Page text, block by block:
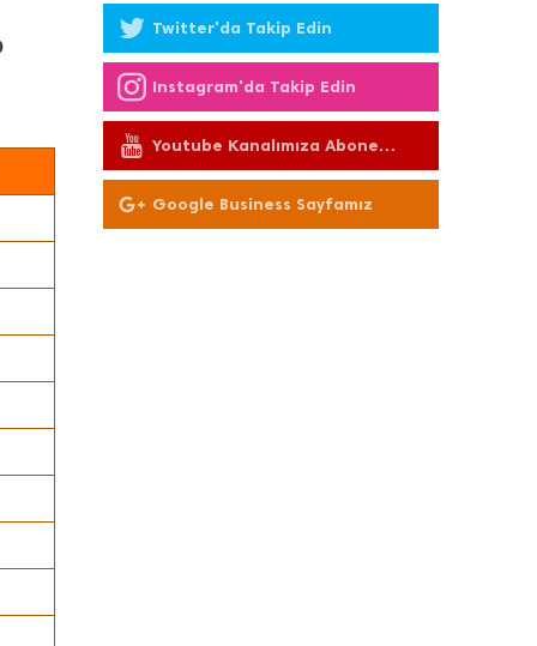
Twitter'da Takip Edin
Instagram'da Takip Edin
Youtube Kanalımıza Abone
Olun
Google Business Sayfamız